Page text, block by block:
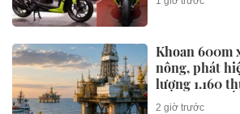
Khoan 600m
nông, phát
lượng 1.160
triệu mét khối
2 giờ trước